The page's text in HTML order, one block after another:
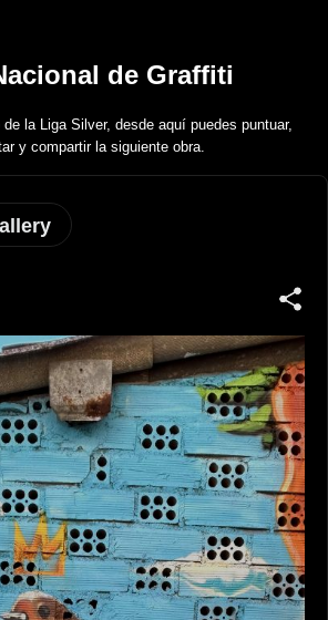
de Graffiti
la Liga Silver, desde aquí puedes puntuar,
y compartir la siguiente obra.